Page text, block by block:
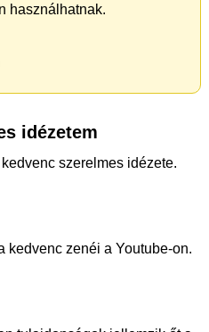
használhatnak.
idézetem
szerelmes idézete.
kedvenc zenéi a Youtube-on.